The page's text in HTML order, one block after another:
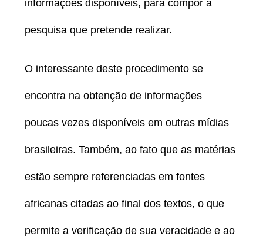
informações disponíveis, para compor a
pesquisa que pretende realizar.
O interessante deste procedimento se
encontra na obtenção de informações
poucas vezes disponíveis em outras mídias
brasileiras. Também, ao fato que as matérias
estão sempre referenciadas em fontes
africanas citadas ao final dos textos, o que
permite a verificação de sua veracidade e ao